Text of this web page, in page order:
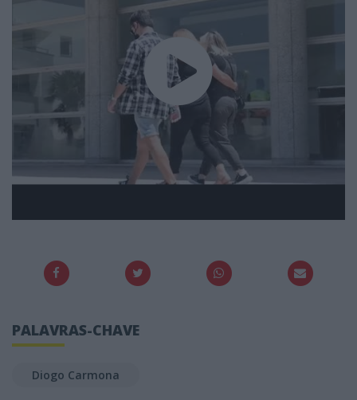
PALAVRAS-CHAVE
Diogo Carmona